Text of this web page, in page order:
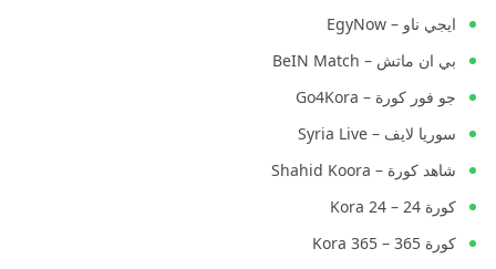
ايجي ناو – EgyNow
بي ان ماتش – BeIN Match
جو فور كورة – Go4Kora
سوريا لايف – Syria Live
شاهد كورة – Shahid Koora
كورة 24 – Kora 24
كورة 365 – Kora 365